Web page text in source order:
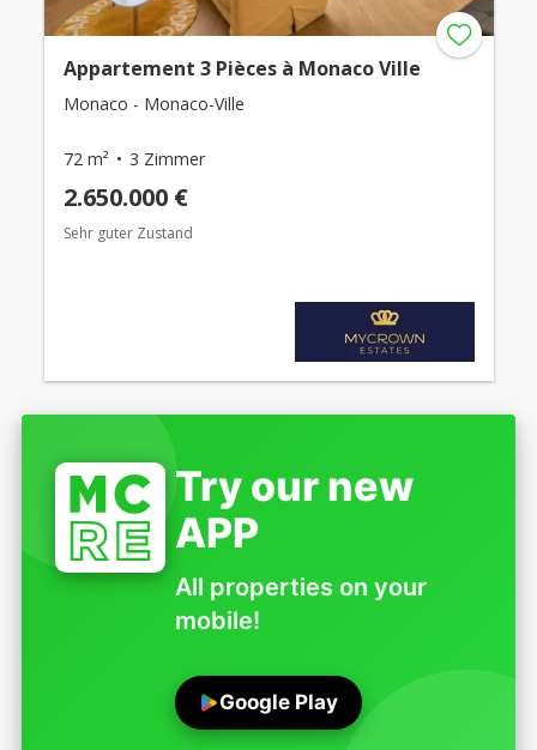
Appartement 3 Pièces à Monaco Ville
Monaco - Monaco-Ville
72 m² 3 Zimmer
2.650.000 €
Sehr guter Zustand
Try our new
APP
All properties on your
mobile!
Google Play